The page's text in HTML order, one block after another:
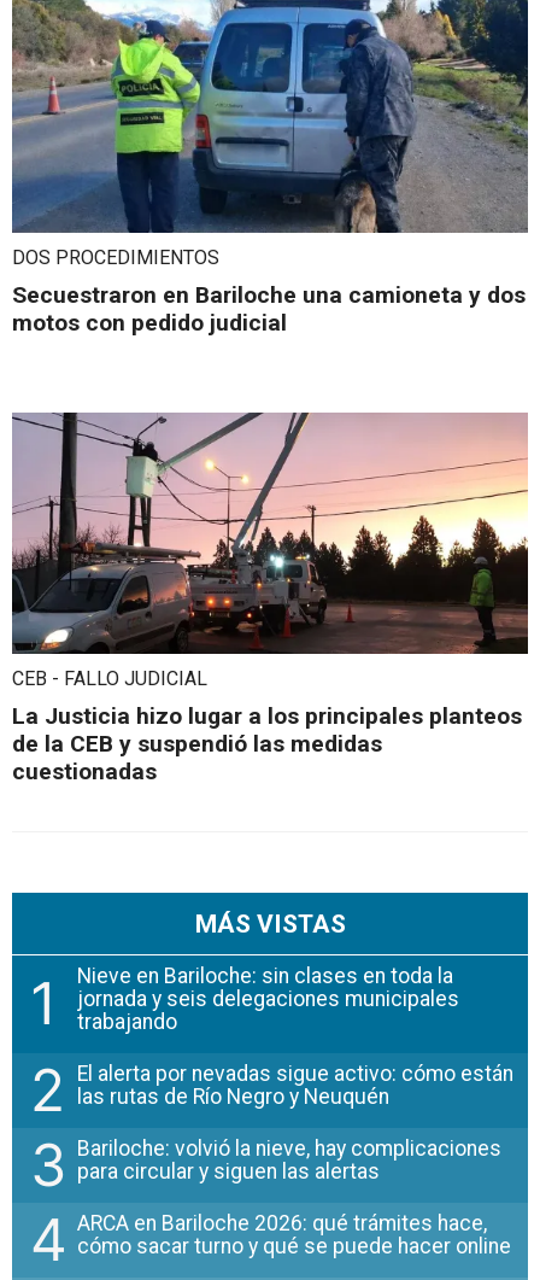
DOS PROCEDIMIENTOS
Secuestraron en Bariloche una camioneta y dos
motos con pedido judicial
CEB - FALLO JUDICIAL
La Justicia hizo lugar a los principales planteos
de la CEB y suspendió las medidas
cuestionadas
MÁS VISTAS
1
Nieve en Bariloche: sin clases en toda la
jornada y seis delegaciones municipales
trabajando
2
El alerta por nevadas sigue activo: cómo están
las rutas de Río Negro y Neuquén
3 Bariloche: volvió la nieve, hay complicaciones
para circular y siguen las alertas
4 ARCA en Bariloche 2026: qué trámites hace,
cómo sacar turno y qué se puede hacer online